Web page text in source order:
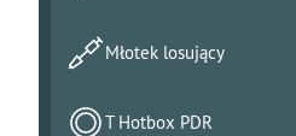
Młotek losujący
T Hotbox PDR